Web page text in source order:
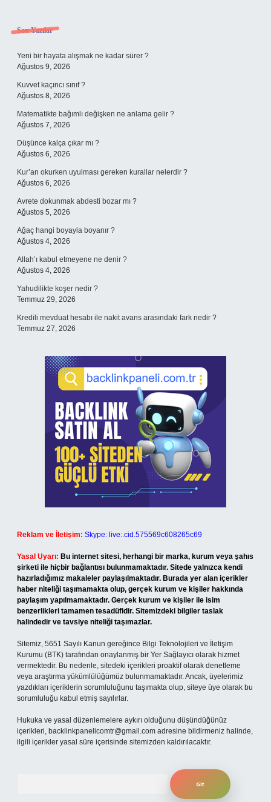
Sidebar
Son Yazılar
Yeni bir hayata alışmak ne kadar sürer ?
Ağustos 9, 2026
Kuvvet kaçıncı sınıf ?
Ağustos 8, 2026
Matematikte bağımlı değişken ne anlama gelir ?
Ağustos 7, 2026
Düşünce kalça çıkar mı ?
Ağustos 6, 2026
Kur’an okurken uyulması gereken kurallar nelerdir ?
Ağustos 6, 2026
Avrete dokunmak abdesti bozar mı ?
Ağustos 5, 2026
Ağaç hangi boyayla boyanır ?
Ağustos 4, 2026
Allah’ı kabul etmeyene ne denir ?
Ağustos 4, 2026
Yahudilikte koşer nedir ?
Temmuz 29, 2026
Kredili mevduat hesabı ile nakit avans arasındaki fark nedir ?
Temmuz 27, 2026
Reklam ve İletişim: Skype: live:.cid.575569c608265c69
Yasal Uyarı: Bu internet sitesi, herhangi bir marka, kurum veya şahıs
şirketi ile hiçbir bağlantısı bulunmamaktadır. Sitede yalnızca kendi
hazırladığımız makaleler paylaşılmaktadır. Burada yer alan içerikler
haber niteliği taşımamakta olup, gerçek kurum ve kişiler hakkında
paylaşım yapılmamaktadır. Gerçek kurum ve kişiler ile isim
benzerlikleri tamamen tesadüfidir. Sitemizdeki bilgiler taslak
halindedir ve tavsiye niteliği taşımazlar.
Sitemiz, 5651 Sayılı Kanun gereğince Bilgi Teknolojileri ve İletişim
Kurumu (BTK) tarafından onaylanmış bir Yer Sağlayıcı olarak hizmet
vermektedir. Bu nedenle, sitedeki içerikleri proaktif olarak denetleme
veya araştırma yükümlülüğümüz bulunmamaktadır. Ancak, üyelerimiz
yazdıkları içeriklerin sorumluluğunu taşımakta olup, siteye üye olarak bu
sorumluluğu kabul etmiş sayılırlar.
Hukuka ve yasal düzenlemelere aykırı olduğunu düşündüğünüz
içerikleri, backlinkpanelicomtr@gmail.com adresine bildirmeniz halinde,
ilgili içerikler yasal süre içerisinde sitemizden kaldırılacaktır.